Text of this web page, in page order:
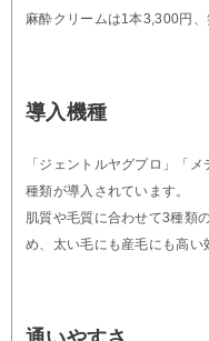
麻酔クリームは1本3,300円
導入機種
「ジェントルヤグプロ」「
種類が導入されています。
肌質や毛質に合わせて3種類
め、太い毛にも産毛にも高い